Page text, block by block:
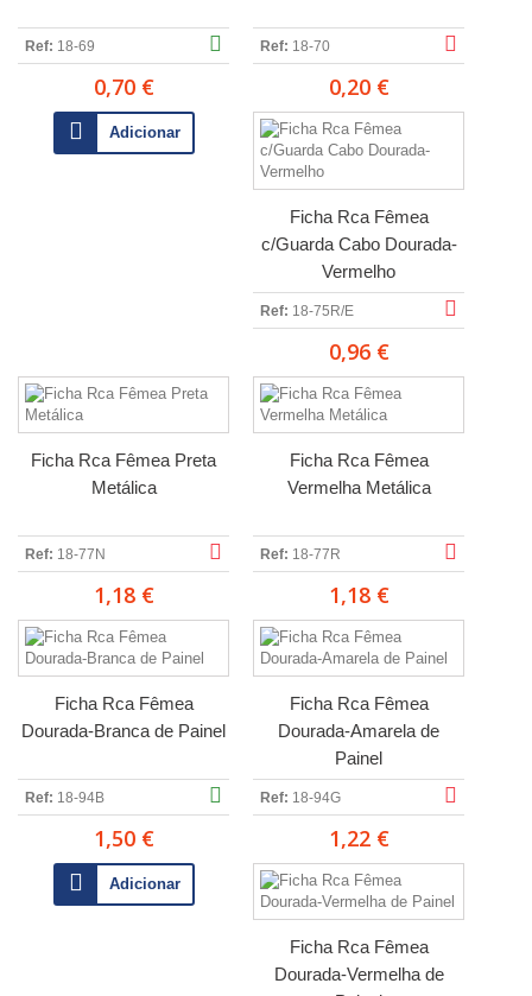
Ref: 18-69
0,70 €
Adicionar
Ref: 18-70
0,20 €
Ficha Rca Fêmea
c/Guarda Cabo Dourada-
Vermelho
Ref: 18-75R/E
0,96 €
Ficha Rca Fêmea Preta
Metálica
Ref: 18-77N
1,18 €
Ficha Rca Fêmea
Vermelha Metálica
Ref: 18-77R
1,18 €
Ficha Rca Fêmea
Dourada-Branca de Painel
Ref: 18-94B
1,50 €
Adicionar
Ficha Rca Fêmea
Dourada-Amarela de
Painel
Ref: 18-94G
1,22 €
Ficha Rca Fêmea
Dourada-Vermelha de